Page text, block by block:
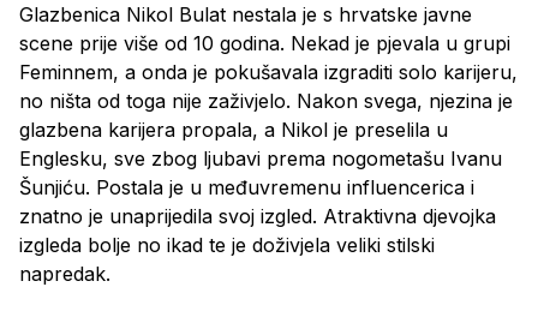
Glazbenica Nikol Bulat nestala je s hrvatske javne
scene prije više od 10 godina. Nekad je pjevala u grupi
Feminnem, a onda je pokušavala izgraditi solo karijeru,
no ništa od toga nije zaživjelo. Nakon svega, njezina je
glazbena karijera propala, a Nikol je preselila u
Englesku, sve zbog ljubavi prema nogometašu Ivanu
Šunjiću. Postala je u međuvremenu influencerica i
znatno je unaprijedila svoj izgled. Atraktivna djevojka
izgleda bolje no ikad te je doživjela veliki stilski
napredak.